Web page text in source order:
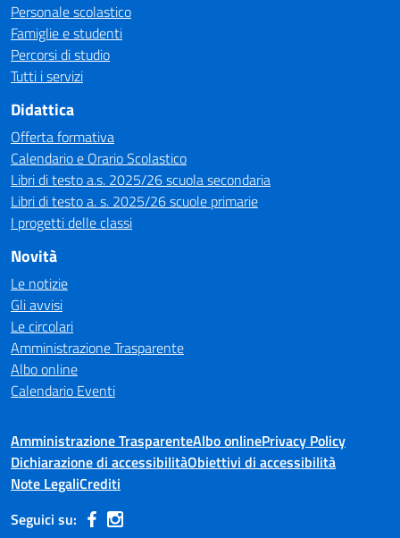
Personale scolastico
Famiglie e studenti
Percorsi di studio
Tutti i servizi
Didattica
Offerta formativa
Calendario e Orario Scolastico
Libri di testo a.s. 2025/26 scuola secondaria
Libri di testo a. s. 2025/26 scuole primarie
I progetti delle classi
Novità
Le notizie
Gli avvisi
Le circolari
Amministrazione Trasparente
Albo online
Calendario Eventi
Amministrazione TrasparenteAlbo onlinePrivacy Policy
Dichiarazione di accessibilitàObiettivi di accessibilità
Note LegaliCrediti
Seguici su: